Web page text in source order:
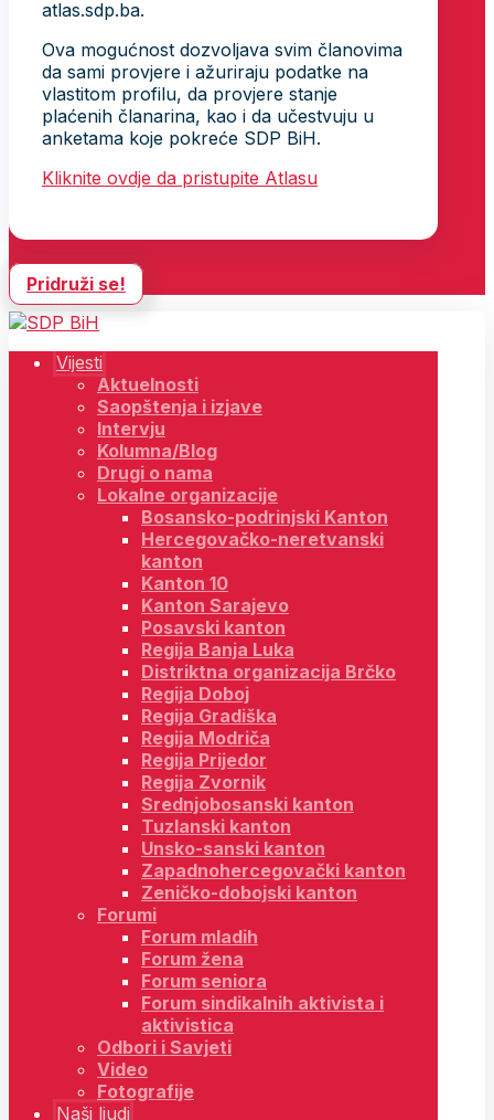
atlas.sdp.ba.
Ova mogućnost dozvoljava svim članovima
da sami provjere i ažuriraju podatke na
vlastitom profilu, da provjere stanje
plaćenih članarina, kao i da učestvuju u
anketama koje pokreće SDP BiH.
Kliknite ovdje da pristupite Atlasu
Pridruži se!
Vijesti
Aktuelnosti
Saopštenja i izjave
Intervju
Kolumna/Blog
Drugi o nama
Lokalne organizacije
Bosansko-podrinjski Kanton
Hercegovačko-neretvanski
kanton
Kanton 10
Kanton Sarajevo
Posavski kanton
Regija Banja Luka
Distriktna organizacija Brčko
Regija Doboj
Regija Gradiška
Regija Modriča
Regija Prijedor
Regija Zvornik
Srednjobosanski kanton
Tuzlanski kanton
Unsko-sanski kanton
Zapadnohercegovački kanton
Zeničko-dobojski kanton
Forumi
Forum mladih
Forum žena
Forum seniora
Forum sindikalnih aktivista i
aktivistica
Odbori i Savjeti
Video
Fotografije
Naši ljudi